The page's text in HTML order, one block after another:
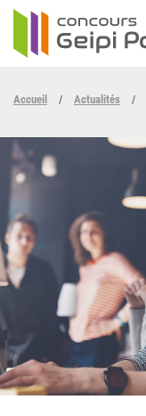
Accueil / Actualités /